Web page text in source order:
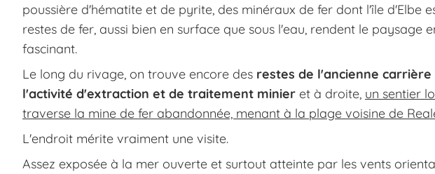
poussière d'hématite et de pyrite, des minéraux de fer dont l'île d'Elbe
restes de fer, aussi bien en surface que sous l'eau, rendent le paysage
fascinant.
Le long du rivage, on trouve encore des restes de l'ancienne carrière
l'activité d'extraction et de traitement minier et à droite, un sentier
traverse la mine de fer abandonnée, menant à la plage voisine de
L'endroit mérite vraiment une visite.
Assez exposée à la mer ouverte et surtout atteinte par les vents